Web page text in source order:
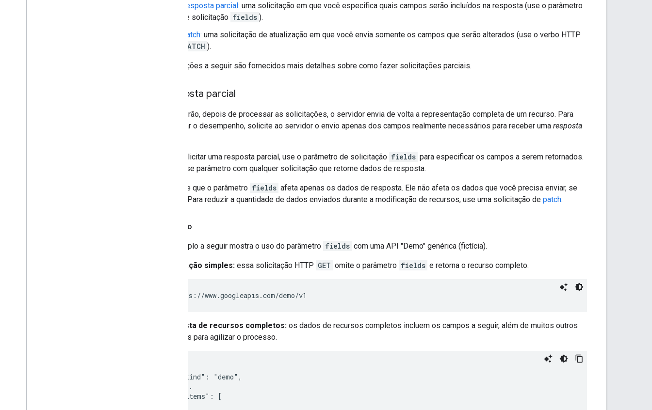
Resposta parcial: uma solicitação em que você especifica quais campos serão incluídos na resposta (use o parâmetro
de solicitação fields ).
Patch: uma solicitação de atualização em que você envia somente os campos que serão alterados (use o verbo HTTP
PATCH ).
Nas seções a seguir são fornecidos mais detalhes sobre como fazer solicitações parciais.
Resposta parcial
Por padrão, depois de processar as solicitações, o servidor envia de volta a representação completa de um recurso. Para
melhorar o desempenho, solicite ao servidor o envio apenas dos campos realmente necessários para receber uma resposta
Para solicitar uma resposta parcial, use o parâmetro de solicitação fields para especificar os campos a serem retornados.
Use esse parâmetro com qualquer solicitação que retorne dados de resposta.
Observe que o parâmetro fields afeta apenas os dados de resposta. Ele não afeta os dados que você precisa enviar, se
houver. Para reduzir a quantidade de dados enviados durante a modificação de recursos, use uma solicitação de patch.
Exemplo
O exemplo a seguir mostra o uso do parâmetro fields com uma API "Demo" genérica (fictícia).
Solicitação simples: essa solicitação HTTP GET omite o parâmetro fields e retorna o recurso completo.
Resposta de recursos completos: os dados de recursos completos incluem os campos a seguir, além de muitos outros
omitidos para agilizar o processo.
  "kind": "demo",
  ...
  "items": [